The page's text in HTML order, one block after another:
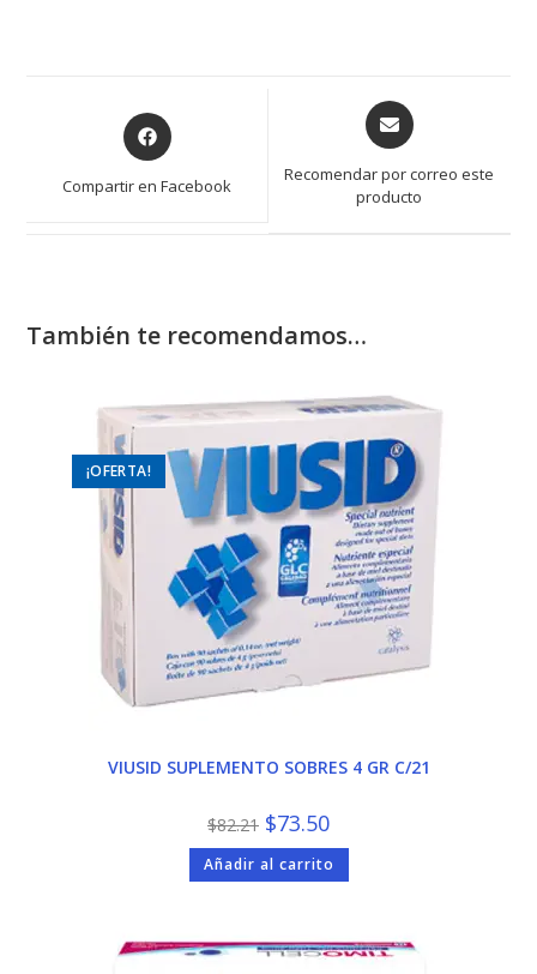
Opens
in
new
Compartir en Facebook
Opens
in
new
Recomendar por correo este
producto
También te recomendamos…
¡OFERTA!
VIUSID SUPLEMENTO SOBRES 4 GR C/21
$82.21 El
precio
original
era:
$82.21.
$73.50El
actual
es:
$73.50.
Añadir al carrito